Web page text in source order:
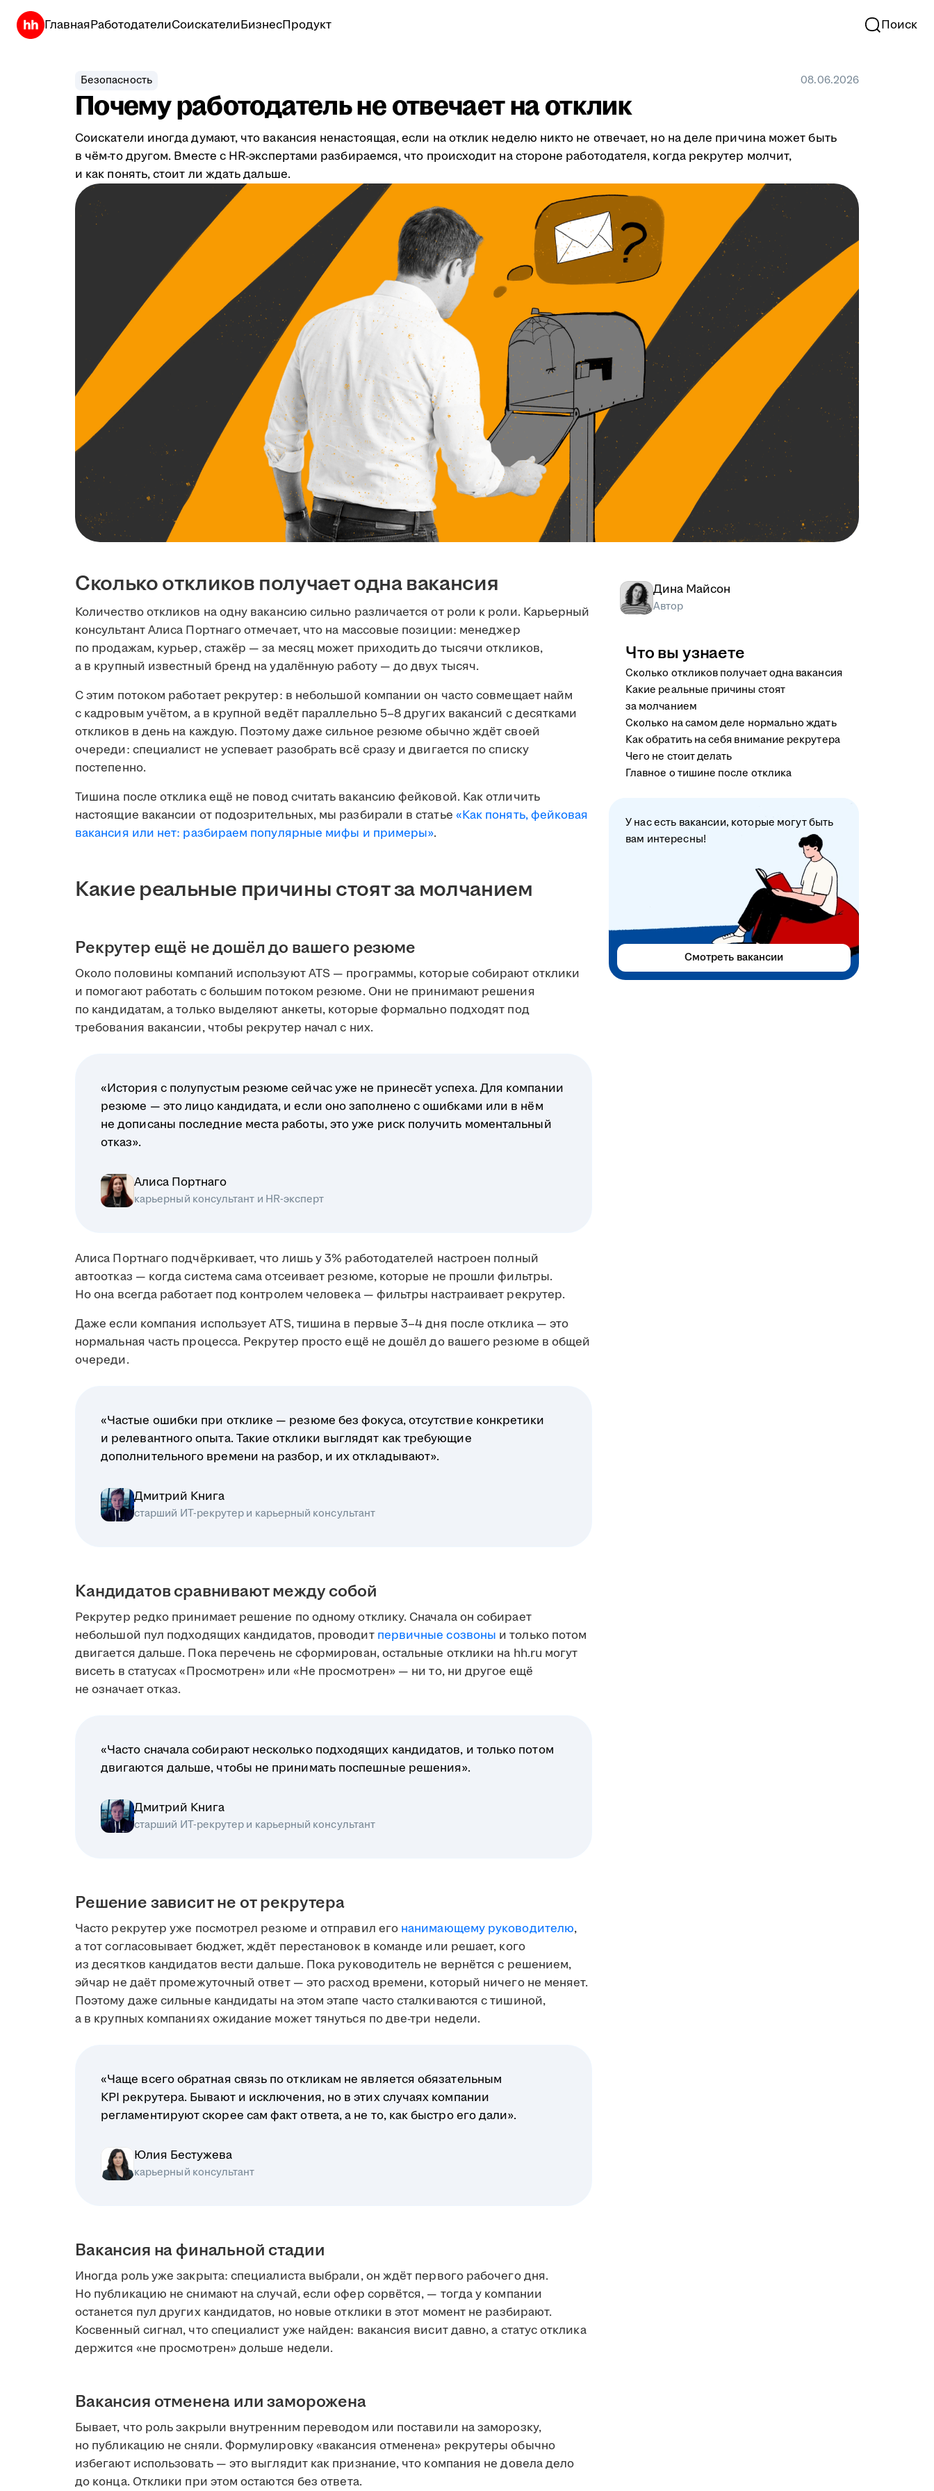
ГлавнаяРаботодателиСоискателиБизнесПродукт Поиск
Безопасность 08.06.2026
Почему работодатель не отвечает на отклик
Соискатели иногда думают, что вакансия ненастоящая, если на отклик неделю никто не отвечает, но на деле причина может быть
в чём-то другом. Вместе с HR-экспертами разбираемся, что происходит на стороне работодателя, когда рекрутер молчит,
и как понять, стоит ли ждать дальше.
Сколько откликов получает одна вакансия
Количество откликов на одну вакансию сильно различается от роли к роли. Карьерный
консультант Алиса Портнаго отмечает, что на массовые позиции: менеджер
по продажам, курьер, стажёр — за месяц может приходить до тысячи откликов,
а в крупный известный бренд на удалённую работу — до двух тысяч.
С этим потоком работает рекрутер: в небольшой компании он часто совмещает найм
с кадровым учётом, а в крупной ведёт параллельно 5–8 других вакансий с десятками
откликов в день на каждую. Поэтому даже сильное резюме обычно ждёт своей
очереди: специалист не успевает разобрать всё сразу и двигается по списку
постепенно.
Тишина после отклика ещё не повод считать вакансию фейковой. Как отличить
настоящие вакансии от подозрительных, мы разбирали в статье «Как понять, фейковая
вакансия или нет: разбираем популярные мифы и примеры».
Какие реальные причины стоят за молчанием
Рекрутер ещё не дошёл до вашего резюме
Около половины компаний используют ATS — программы, которые собирают отклики
и помогают работать с большим потоком резюме. Они не принимают решения
по кандидатам, а только выделяют анкеты, которые формально подходят под
требования вакансии, чтобы рекрутер начал с них.
«История с полупустым резюме сейчас уже не принесёт успеха. Для компании
резюме — это лицо кандидата, и если оно заполнено с ошибками или в нём
не дописаны последние места работы, это уже риск получить моментальный
отказ».
Алиса Портнаго
карьерный консультант и HR-эксперт
Алиса Портнаго подчёркивает, что лишь у 3% работодателей настроен полный
автоотказ — когда система сама отсеивает резюме, которые не прошли фильтры.
Но она всегда работает под контролем человека — фильтры настраивает рекрутер.
Даже если компания использует ATS, тишина в первые 3–4 дня после отклика — это
нормальная часть процесса. Рекрутер просто ещё не дошёл до вашего резюме в общей
очереди.
«Частые ошибки при отклике — резюме без фокуса, отсутствие конкретики
и релевантного опыта. Такие отклики выглядят как требующие
дополнительного времени на разбор, и их откладывают».
Дмитрий Книга
старший ИТ-рекрутер и карьерный консультант
Кандидатов сравнивают между собой
Рекрутер редко принимает решение по одному отклику. Сначала он собирает
небольшой пул подходящих кандидатов, проводит первичные созвоны и только потом
двигается дальше. Пока перечень не сформирован, остальные отклики на hh.ru могут
висеть в статусах «Просмотрен» или «Не просмотрен» — ни то, ни другое ещё
не означает отказ.
«Часто сначала собирают несколько подходящих кандидатов, и только потом
двигаются дальше, чтобы не принимать поспешные решения».
Дмитрий Книга
старший ИТ-рекрутер и карьерный консультант
Решение зависит не от рекрутера
Часто рекрутер уже посмотрел резюме и отправил его нанимающему руководителю,
а тот согласовывает бюджет, ждёт перестановок в команде или решает, кого
из десятков кандидатов вести дальше. Пока руководитель не вернётся с решением,
эйчар не даёт промежуточный ответ — это расход времени, который ничего не меняет.
Поэтому даже сильные кандидаты на этом этапе часто сталкиваются с тишиной,
а в крупных компаниях ожидание может тянуться по две-три недели.
«Чаще всего обратная связь по откликам не является обязательным
KPI рекрутера. Бывают и исключения, но в этих случаях компании
регламентируют скорее сам факт ответа, а не то, как быстро его дали».
Юлия Бестужева
карьерный консультант
Вакансия на финальной стадии
Иногда роль уже закрыта: специалиста выбрали, он ждёт первого рабочего дня.
Но публикацию не снимают на случай, если офер сорвётся, — тогда у компании
останется пул других кандидатов, но новые отклики в этот момент не разбирают.
Косвенный сигнал, что специалист уже найден: вакансия висит давно, а статус отклика
держится «не просмотрен» дольше недели.
Вакансия отменена или заморожена
Бывает, что роль закрыли внутренним переводом или поставили на заморозку,
но публикацию не сняли. Формулировку «вакансия отменена» рекрутеры обычно
избегают использовать — это выглядит как признание, что компания не довела дело
до конца. Отклики при этом остаются без ответа.
Дина Майсон
Автор
Что вы узнаете
Сколько откликов получает одна вакансия
Какие реальные причины стоят
за молчанием
Сколько на самом деле нормально ждать
Как обратить на себя внимание рекрутера
Чего не стоит делать
Главное о тишине после отклика
У нас есть вакансии, которые могут быть
вам интересны!
Смотреть вакансии